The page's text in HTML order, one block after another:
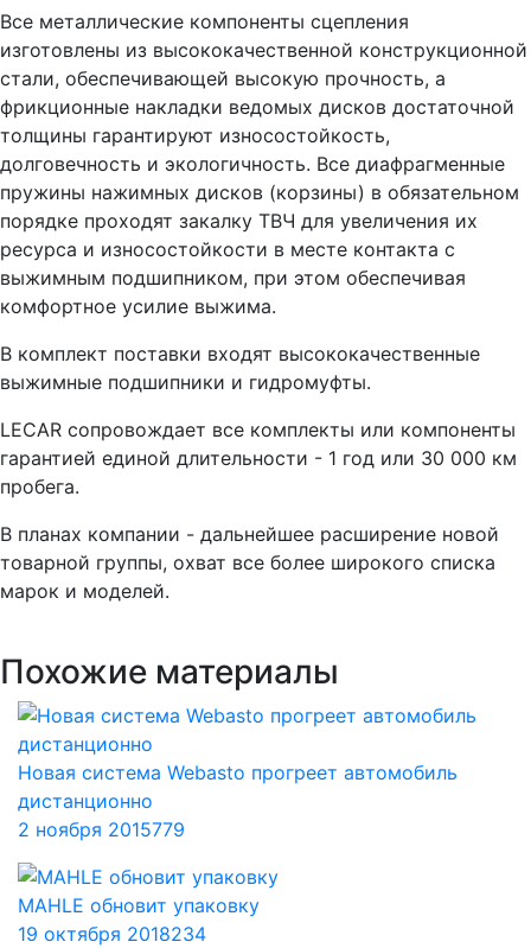
Все металлические компоненты сцепления
изготовлены из высококачественной конструкционной
стали, обеспечивающей высокую прочность, а
фрикционные накладки ведомых дисков достаточной
толщины гарантируют износостойкость,
долговечность и экологичность. Все диафрагменные
пружины нажимных дисков (корзины) в обязательном
порядке проходят закалку ТВЧ для увеличения их
ресурса и износостойкости в месте контакта с
выжимным подшипником, при этом обеспечивая
комфортное усилие выжима.
B комплект поставки входят высококачественные
выжимные подшипники и гидромуфты.
LECAR сопровождает все комплекты или компоненты
гарантией единой длительности - 1 год или 30 000 км
пробега.
В планах компании - дальнейшее расширение новой
товарной группы, охват все более широкого списка
марок и моделей.
Похожие материалы
Новая система Webasto прогреет автомобиль
дистанционно
2 ноября 2015779
MAHLE обновит упаковку
19 октября 2018234